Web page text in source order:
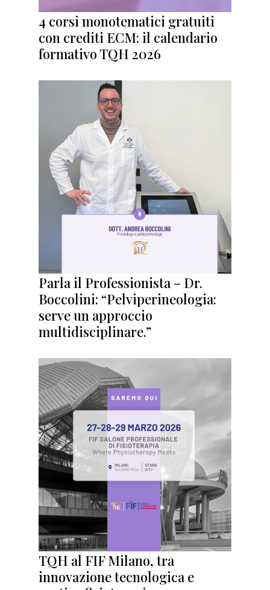
4 corsi monotematici gratuiti
con crediti ECM: il calendario
formativo TQH 2026
Parla il Professionista – Dr.
Boccolini: “Pelviperineologia:
serve un approccio
multidisciplinare.”
TQH al FIF Milano, tra
innovazione tecnologica e